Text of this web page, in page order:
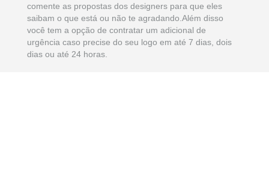
comente as propostas dos designers para que eles
saibam o que está ou não te agradando.Além disso
você tem a opção de contratar um adicional de
urgência caso precise do seu logo em até 7 dias, dois
dias ou até 24 horas.